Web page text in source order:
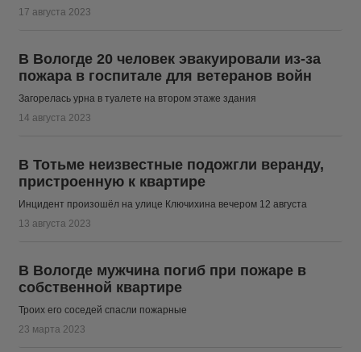
17 августа 2023
В Вологде 20 человек эвакуировали из-за
пожара в госпитале для ветеранов войн
Загорелась урна в туалете на втором этаже здания
14 августа 2023
В Тотьме неизвестные подожгли веранду,
пристроенную к квартире
Инцидент произошёл на улице Ключихина вечером 12 августа
13 августа 2023
В Вологде мужчина погиб при пожаре в
собственной квартире
Троих его соседей спасли пожарные
23 марта 2023